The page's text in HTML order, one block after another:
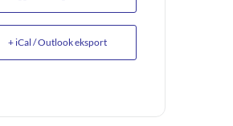
+ iCal / Outlook eksport